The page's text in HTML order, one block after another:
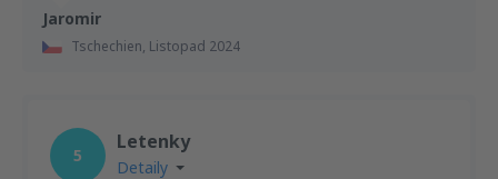
Jaromir
Tschechien, Listopad 2024
5
Letenky
Detaily